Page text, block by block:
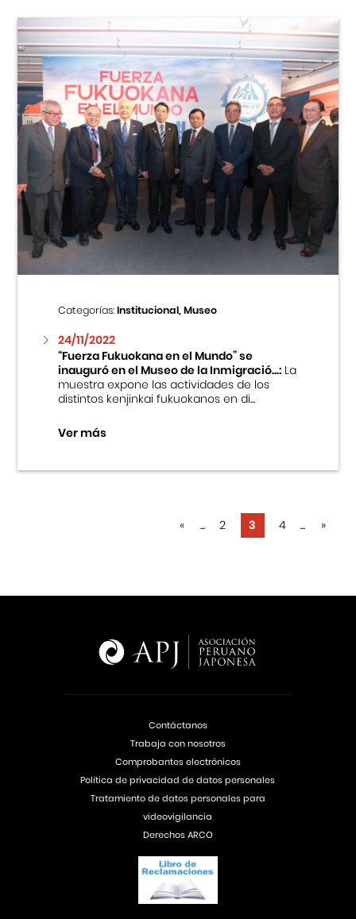
Categorías:Institucional, Museo
24/11/2022
“Fuerza Fukuokana en el Mundo” se
inauguró en el Museo de la Inmigració...:La
muestra expone las actividades de los
distintos kenjinkai fukuokanos en di...
Ver más
« ... 2 3 4 ... »
Contáctanos
Trabaja con nosotros
Comprobantes electrónicos
Política de privacidad de datos personales
Tratamiento de datos personales para
videovigilancia
Derechos ARCO